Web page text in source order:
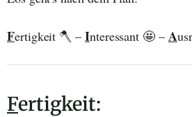
Fertigkeit 🪓 – Interessant 🤩 – A
Fertigkeit: